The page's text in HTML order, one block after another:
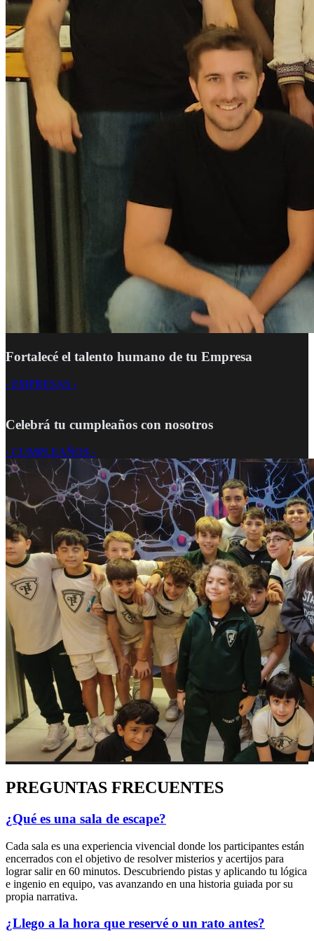
Fortalecé el talento humano de tu Empresa
- EMPRESAS -
Celebrá tu cumpleaños con nosotros
- CUMPLEAÑOS -
PREGUNTAS FRECUENTES
¿Qué es una sala de escape?
Cada sala es una experiencia vivencial donde los participantes están
encerrados con el objetivo de resolver misterios y acertijos para
lograr salir en 60 minutos. Descubriendo pistas y aplicando tu lógica
e ingenio en equipo, vas avanzando en una historia guiada por su
propia narrativa.
¿Llego a la hora que reservé o un rato antes?